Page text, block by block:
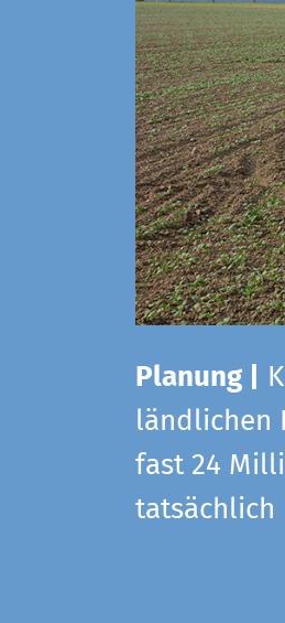
Planung |
ländlichen
fast 24
tatsächlich